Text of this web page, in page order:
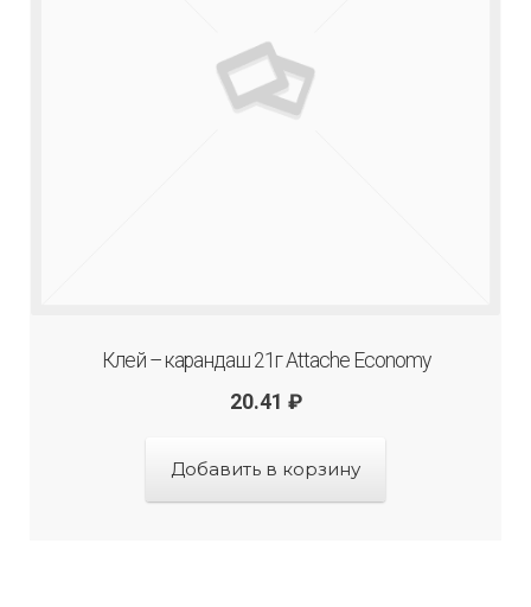
Клей – карандаш 21г Attache Economy
20.41 ₽
Добавить в корзину